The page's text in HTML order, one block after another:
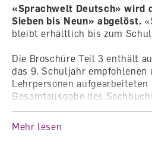
«Sprachwelt Deutsch» wird
Sieben bis Neun» abgelöst.
bleibt erhältlich bis zum
Die Broschüre Teil 3 enthält
das 9. Schuljahr
Lehrpersonen
Gesamtausgabe des
Jugendsprache – Sprache-
Vielsprachige Schweiz –
Wörter 2.
Mehr lesen